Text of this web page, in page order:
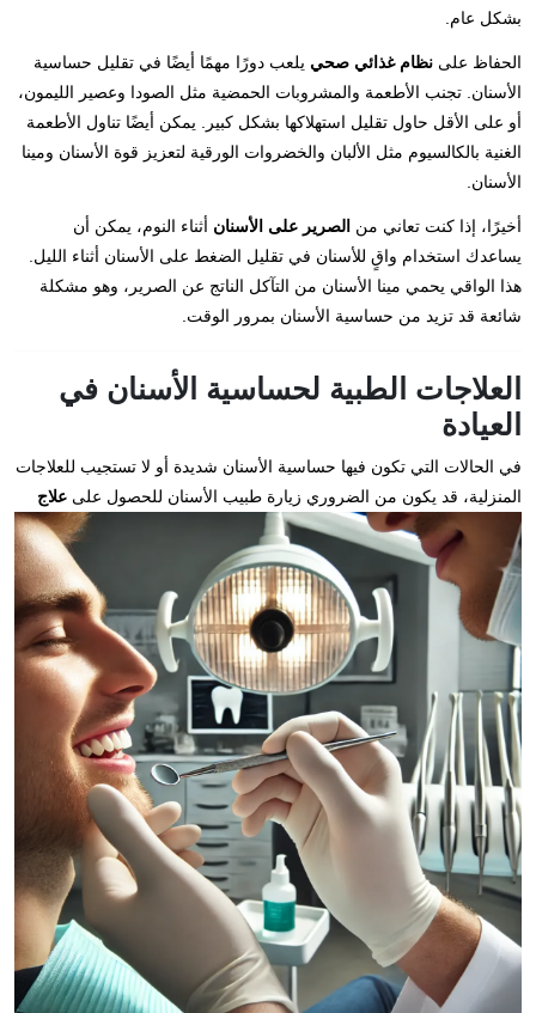
بشكل عام.
الحفاظ على نظام غذائي صحي يلعب دورًا مهمًا أيضًا في تقليل حساسية
الأسنان. تجنب الأطعمة والمشروبات الحمضية مثل الصودا وعصير الليمون،
أو على الأقل حاول تقليل استهلاكها بشكل كبير. يمكن أيضًا تناول الأطعمة
الغنية بالكالسيوم مثل الألبان والخضروات الورقية لتعزيز قوة الأسنان ومينا
الأسنان.
أخيرًا، إذا كنت تعاني من الصرير على الأسنان أثناء النوم، يمكن أن
يساعدك استخدام واقٍ للأسنان في تقليل الضغط على الأسنان أثناء الليل.
هذا الواقي يحمي مينا الأسنان من التآكل الناتج عن الصرير، وهو مشكلة
شائعة قد تزيد من حساسية الأسنان بمرور الوقت.
العلاجات الطبية لحساسية الأسنان في
العيادة
في الحالات التي تكون فيها حساسية الأسنان شديدة أو لا تستجيب للعلاجات
المنزلية، قد يكون من الضروري زيارة طبيب الأسنان للحصول على علاج